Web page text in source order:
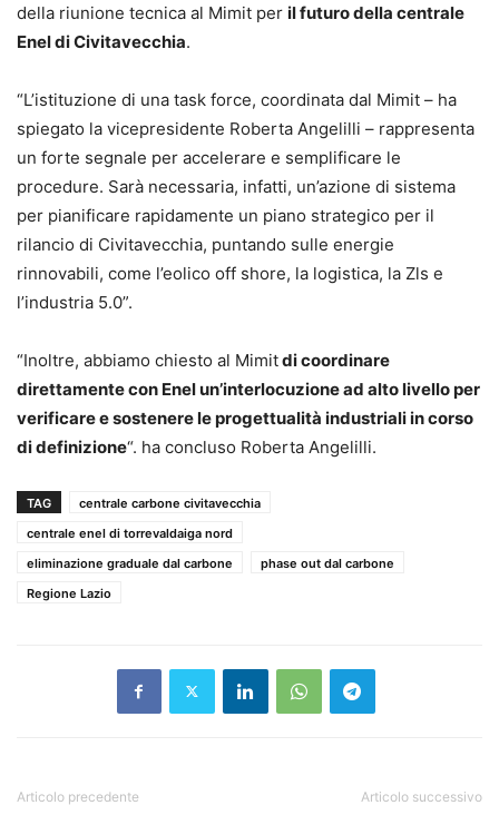
della riunione tecnica al Mimit per il futuro della centrale
Enel di Civitavecchia.
“L’istituzione di una task force, coordinata dal Mimit – ha
spiegato la vicepresidente Roberta Angelilli – rappresenta
un forte segnale per accelerare e semplificare le
procedure. Sarà necessaria, infatti, un’azione di sistema
per pianificare rapidamente un piano strategico per il
rilancio di Civitavecchia, puntando sulle energie
rinnovabili, come l’eolico off shore, la logistica, la Zls e
l’industria 5.0”.
“Inoltre, abbiamo chiesto al Mimitdi coordinare
direttamente con Enel un’interlocuzione ad alto livello per
verificare e sostenere le progettualità industriali in corso
di definizione“. ha concluso Roberta Angelilli.
TAG
centrale carbone civitavecchia
centrale enel di torrevaldaiga nord
eliminazione graduale dal carbone
phase out dal carbone
Regione Lazio
Articolo precedente Articolo successivo